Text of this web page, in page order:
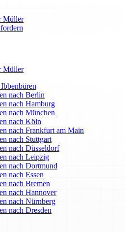
Müller
Müller
nach Berlin
nach Hamburg
nach München
nach Köln
nach Frankfurt am Main
nach Stuttgart
nach Düsseldorf
nach Leipzig
nach Dortmund
nach Essen
nach Bremen
nach Hannover
nach Nürnberg
nach Dresden